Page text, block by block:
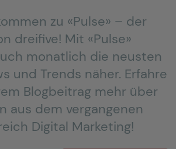
zu «Pulse» – der
dreifive! Mit «Pulse»
monatlich die neusten
und Trends näher. Erfahre
Blogbeitrag mehr über
aus dem vergangenen
Digital Marketing!